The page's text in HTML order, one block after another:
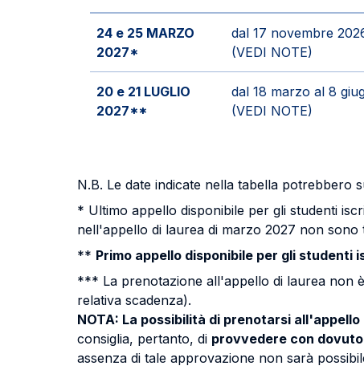
24 e 25 MARZO
2027*
dal 17 novembre
(VEDI NOTE)
20 e 21 LUGLIO
2027**
dal 18 marzo al 8
(VEDI NOTE)
N.B. Le date indicate nella tabella potrebbero
* Ultimo appello disponibile per gli studenti
nell'appello di laurea di marzo 2027 non
** Primo appello disponibile per gli
*** La prenotazione all'appello di laurea non
relativa scadenza).
NOTA: La possibilità di prenotarsi
consiglia, pertanto, di provvedere con
assenza di tale approvazione non sarà